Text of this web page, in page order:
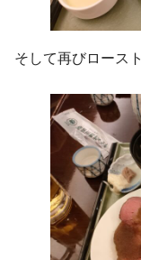
そして再びロース